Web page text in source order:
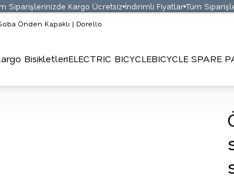
Kargo Ücretsiz İndirimli Fiyatlar Tüm
BisikletleriELECTRIC BICYCLEBICYCLE SPARE